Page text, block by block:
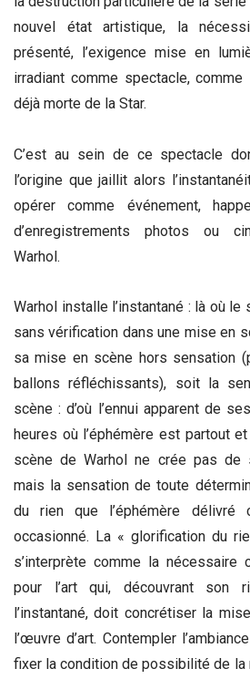
nouvel état artistique, la
présenté, l’exigence mise en
irradiant comme spectacle, comme
déjà morte de la Star.
C’est au sein de ce spectacle
l’origine que jaillit alors
opérer comme événement,
d’enregistrements photos ou
Warhol.
Warhol installe l’instantané : là où
sans vérification dans une mise en
sa mise en scène hors sensation
ballons réfléchissants), soit la
scène : d’où l’ennui apparent de
heures où l’éphémère est partout
scène de Warhol ne crée pas de
mais la sensation de toute
du rien que l’éphémère délivré
occasionné. La « glorification du
s’interprète comme la nécessaire
pour l’art qui, découvrant son
l’instantané, doit concrétiser la
l’œuvre d’art. Contempler
fixer la condition de possibilité de la